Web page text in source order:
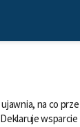
ujawnia, na co
wsparcie